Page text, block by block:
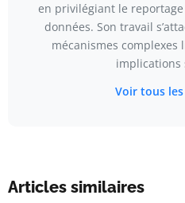
en privilégiant le
données. Son travail
mécanismes complexes
implications
Voir tous
Articles similaires